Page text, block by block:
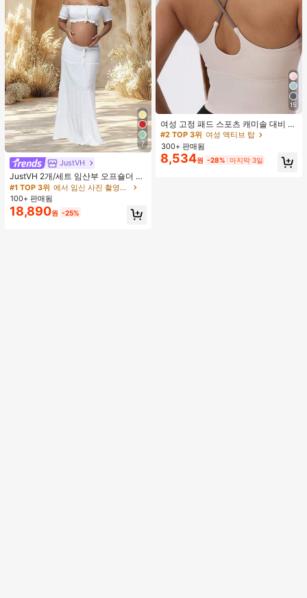
7
JustVH
JustVH 2개/세트 임산부 오프숄더 러
플 헴 크롭 탑과 플로잉 맥시 스커트
세트, 사진 촬영과 비치웨어에 적합한
봄 화이트 가을
#1 TOP 3위
에서 임신 사진 촬영용 의상
100+ 판매됨
18,890원 -25%
15
여성 고정 패드 스포츠 캐미솔 대비 색
상 신축성 요가 캐미 탑 여름
#2 TOP 3위 여성 액티브 탑
높은 재방문 고객
#2 TOP 3위 여성 액티브 탑
높은 재방문 고객
#2 TOP 3위 여성 액티브 탑
높은 재방문 고객
#2 TOP 3위 여성 액티브 탑
300+ 판매됨
8,534원 -28% 마지막 3일